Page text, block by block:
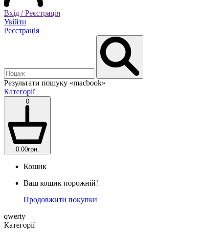
Вхід / Реєстрація
Увійти
Реєстрація
Результати пошуку «macbook»
Категорії
0
0.00грн.
Кошик
Ваш кошик порожній!
Продовжити покупки
qwerty
Категорії